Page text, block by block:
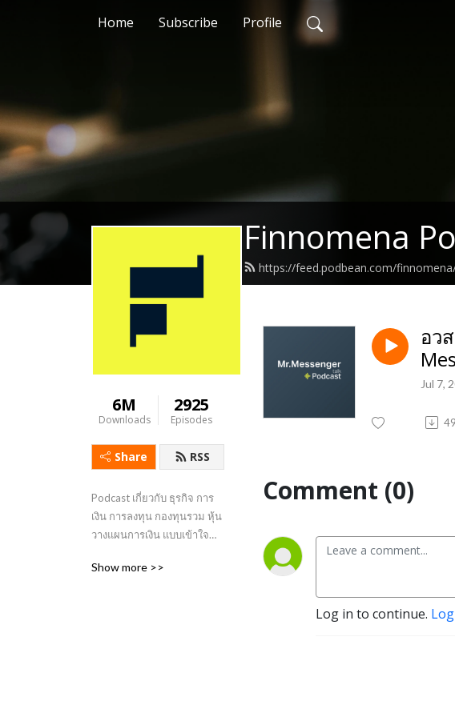
Home Subscribe Profile
Finnomena
https://feed.podbean.com/
6M
Downloads
2925
Episodes
Share RSS
Podcast เกี่ยวกับ ธุรกิจ การ
เงิน การลงทุน กองทุนรวม หุ้น
วางแผนการเงิน แบบเข้าใจ
Show more >>
อว
Jul 7,
Comment (0)
Log in to continue.